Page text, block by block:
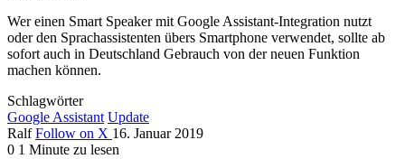
Wer einen Smart Speaker mit Google Assistant-Integration nutzt
oder den Sprachassistenten übers Smartphone verwendet, sollte ab
sofort auch in Deutschland Gebrauch von der neuen Funktion
machen können.
Schlagwörter
Google Assistant Update
Ralf Follow on X 16. Januar 2019
0 1 Minute zu lesen